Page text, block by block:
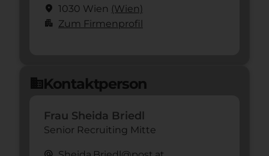
location_on 1030 Wien (Wien)
apartment Zum Firmenprofil
domainKontaktperson
Frau Sheida Briedl
Senior Recruiting Mitte